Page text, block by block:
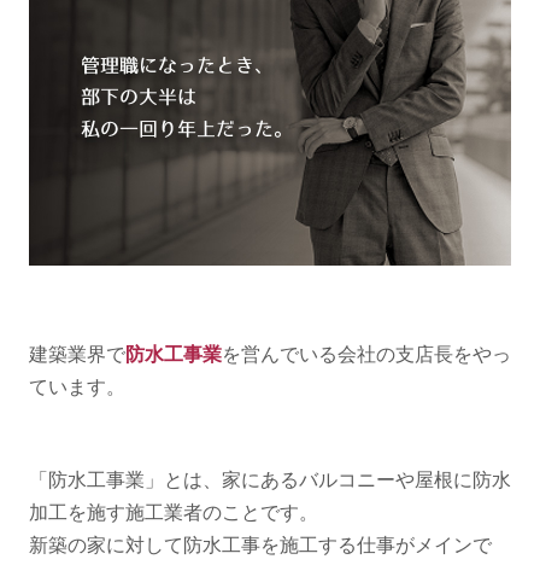
建築業界で防水工事業を営んでいる会社の支店長をやっ
ています。
「防水工事業」とは、家にあるバルコニーや屋根に防水
加工を施す施工業者のことです。
新築の家に対して防水工事を施工する仕事がメインで